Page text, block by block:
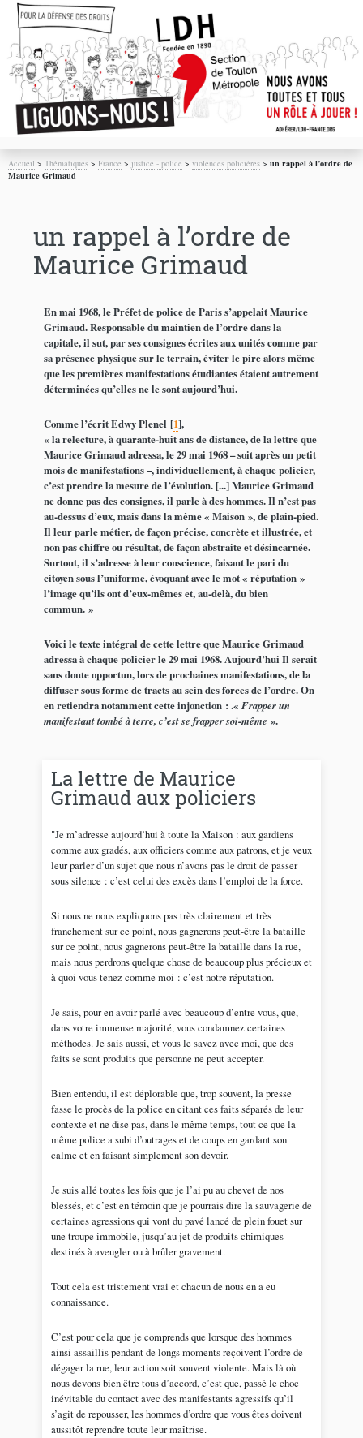
Accueil >Thématiques >France > justice - police >violences policières >un rappel à l’ordre de
Maurice Grimaud
un rappel à l’ordre de
Maurice Grimaud
En mai 1968, le Préfet de police de Paris s’appelait Maurice
Grimaud. Responsable du maintien de l’ordre dans la
capitale, il sut, par ses consignes écrites aux unités comme par
sa présence physique sur le terrain, éviter le pire alors même
que les premières manifestations étudiantes étaient autrement
déterminées qu’elles ne le sont aujourd’hui.
Comme l’écrit Edwy Plenel [1],
« la relecture, à quarante-huit ans de distance, de la lettre que
Maurice Grimaud adressa, le 29 mai 1968 – soit après un petit
mois de manifestations –, individuellement, à chaque policier,
c’est prendre la mesure de l’évolution. [...] Maurice Grimaud
ne donne pas des consignes, il parle à des hommes. Il n’est pas
au-dessus d’eux, mais dans la même « Maison », de plain-pied.
Il leur parle métier, de façon précise, concrète et illustrée, et
non pas chiffre ou résultat, de façon abstraite et désincarnée.
Surtout, il s’adresse à leur conscience, faisant le pari du
citoyen sous l’uniforme, évoquant avec le mot « réputation »
l’image qu’ils ont d’eux-mêmes et, au-delà, du bien
commun. »
Voici le texte intégral de cette lettre que Maurice Grimaud
adressa à chaque policier le 29 mai 1968. Aujourd’hui Il serait
sans doute opportun, lors de prochaines manifestations, de la
diffuser sous forme de tracts au sein des forces de l’ordre. On
en retiendra notamment cette injonction : .« Frapper un
manifestant tombé à terre, c’est se frapper soi-même ».
La lettre de Maurice
Grimaud aux policiers
"Je m’adresse aujourd’hui à toute la Maison : aux gardiens
comme aux gradés, aux officiers comme aux patrons, et je veux
leur parler d’un sujet que nous n’avons pas le droit de passer
sous silence : c’est celui des excès dans l’emploi de la force.
Si nous ne nous expliquons pas très clairement et très
franchement sur ce point, nous gagnerons peut-être la bataille
sur ce point, nous gagnerons peut-être la bataille dans la rue,
mais nous perdrons quelque chose de beaucoup plus précieux et
à quoi vous tenez comme moi : c’est notre réputation.
Je sais, pour en avoir parlé avec beaucoup d’entre vous, que,
dans votre immense majorité, vous condamnez certaines
méthodes. Je sais aussi, et vous le savez avec moi, que des
faits se sont produits que personne ne peut accepter.
Bien entendu, il est déplorable que, trop souvent, la presse
fasse le procès de la police en citant ces faits séparés de leur
contexte et ne dise pas, dans le même temps, tout ce que la
même police a subi d’outrages et de coups en gardant son
calme et en faisant simplement son devoir.
Je suis allé toutes les fois que je l’ai pu au chevet de nos
blessés, et c’est en témoin que je pourrais dire la sauvagerie de
certaines agressions qui vont du pavé lancé de plein fouet sur
une troupe immobile, jusqu’au jet de produits chimiques
destinés à aveugler ou à brûler gravement.
Tout cela est tristement vrai et chacun de nous en a eu
connaissance.
C’est pour cela que je comprends que lorsque des hommes
ainsi assaillis pendant de longs moments reçoivent l’ordre de
dégager la rue, leur action soit souvent violente. Mais là où
nous devons bien être tous d’accord, c’est que, passé le choc
inévitable du contact avec des manifestants agressifs qu’il
s’agit de repousser, les hommes d’ordre que vous êtes doivent
aussitôt reprendre toute leur maîtrise.